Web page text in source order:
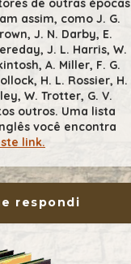
de outras épocas
assim, como J. G.
J. N. Darby, E.
J. L. Harris, W.
A. Miller, F. G.
H. L. Rossier, H.
W. Trotter, G. V.
outros. Uma lista
você encontra
link.
respondi